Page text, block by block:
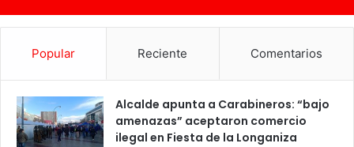
Popular Reciente Comentarios
Alcalde apunta a Carabineros: “bajo
amenazas” aceptaron comercio
ilegal en Fiesta de la Longaniza